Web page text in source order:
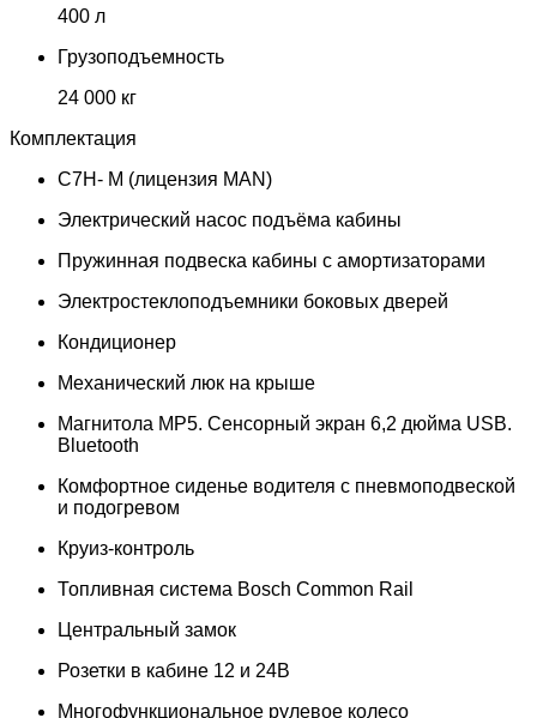
400 л
Грузоподъемность
24 000 кг
Комплектация
C7H- М (лицензия MAN)
Электрический насос подъёма кабины
Пружинная подвеска кабины с амортизаторами
Электростеклоподъемники боковых дверей
Кондиционер
Механический люк на крыше
Магнитола MP5. Сенсорный экран 6,2 дюйма USB.
Bluetooth
Комфортное сиденье водителя с пневмоподвеской
и подогревом
Круиз-контроль
Топливная система Bosch Common Rail
Центральный замок
Розетки в кабине 12 и 24В
Многофункциональное рулевое колесо